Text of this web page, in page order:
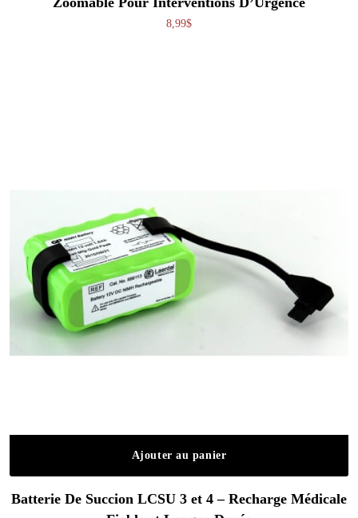
8,99$
Ajouter au panier
Batterie De Succion LCSU 3 et 4 – Recharge Médicale